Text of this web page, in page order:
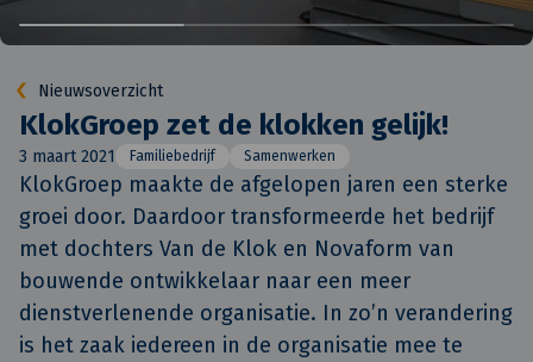
Nieuwsoverzicht
KlokGroep zet de klokken gelijk!
3 maart 2021 Familiebedrijf Samenwerken
KlokGroep maakte de afgelopen jaren een sterke
groei door. Daardoor transformeerde het bedrijf
met dochters Van de Klok en Novaform van
bouwende ontwikkelaar naar een meer
dienstverlenende organisatie. In zo’n verandering
is het zaak iedereen in de organisatie mee te